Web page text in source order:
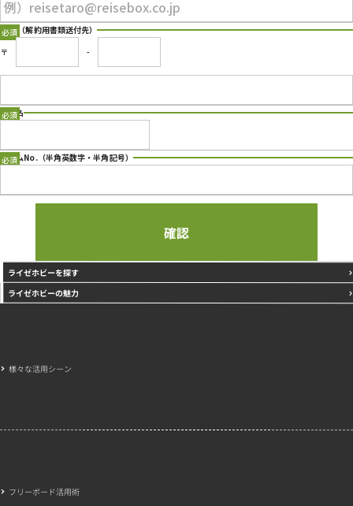
住所 （解約用書類送付先）
〒
-
店舗名
Type 2 or more characters for results.
ルームNo.（半角英数字・半角記号）
ライゼホビーを探す
ライゼホビーの魅力
様々な活用シーン
フリーボード活用術